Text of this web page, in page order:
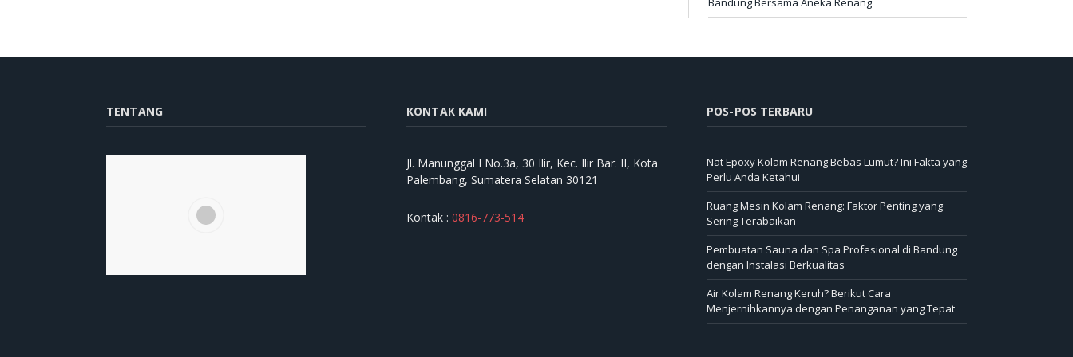
TENTANG KONTAK KAMI
Jl. Manunggal I No.3a, 30 Ilir, Kec. Ilir Bar. II, Kota
Palembang, Sumatera Selatan 30121
Kontak : 0816-773-514
POS-POS TERBARU
Nat Epoxy Kolam Renang Bebas Lumut? Ini Fakta yang
Perlu Anda Ketahui
Ruang Mesin Kolam Renang: Faktor Penting yang
Sering Terabaikan
Pembuatan Sauna dan Spa Profesional di Bandung
dengan Instalasi Berkualitas
Air Kolam Renang Keruh? Berikut Cara
Menjernihkannya dengan Penanganan yang Tepat